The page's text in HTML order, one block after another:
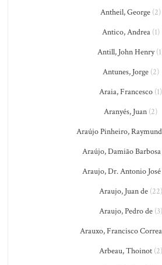
Antheil, George (2)
Antico, Andrea(1)
Antill, John Henry
Antunes, Jorge(2)
Araia, Francesco (1)
Aranyés, Juan (2)
Araújo Pinheiro,
Araújo, Damião Barbosa
Araujo, Dr. Antonio José
Araujo, Juan de(22)
Araujo, Pedro de(3)
Arauxo, Francisco
Arbeau, Thoinot(2)